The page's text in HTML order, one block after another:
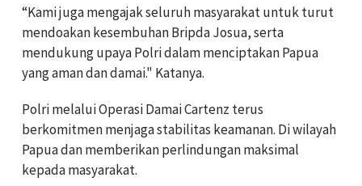
“Kami juga mengajak seluruh masyarakat untuk turut
mendoakan kesembuhan Bripda Josua, serta
mendukung upaya Polri dalam menciptakan Papua
yang aman dan damai." Katanya.
Polri melalui Operasi Damai Cartenz terus
berkomitmen menjaga stabilitas keamanan. Di wilayah
Papua dan memberikan perlindungan maksimal
kepada masyarakat.